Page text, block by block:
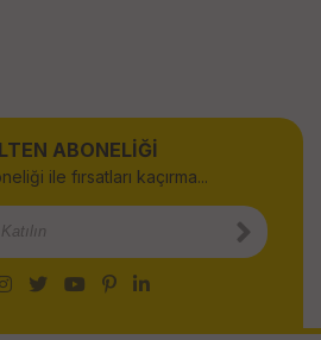
ABONELİĞİ
ile fırsatları kaçırma...